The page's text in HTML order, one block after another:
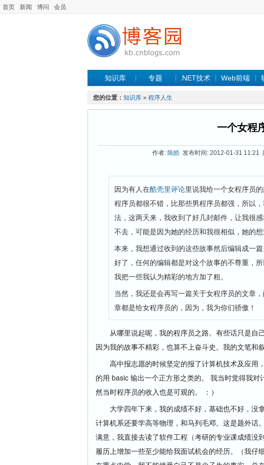
首页 新闻 博问 会员
知识库 专题 .NET技术 Web前端
您的位置： 知识库 » 程序人生
一个女程
作者: 陈皓 发布时间: 2012-01-31 11:21
因为有人在酷壳里评论里说我给一个女程序员
程序员都很不错，比那些男程序员都强，所以
法，这两天来，我收到了好几封邮件，让我很
不去，可能是因为她的经历和我很相似，她的想
本来，我想通过收到的这些故事然后编辑成一
好了，任何的编辑都是对这个故事的不尊重，
我把一些我认为精彩的地方加了粗。
当然，我还是会再写一篇关于女程序员的文章
章都是给女程序员的，因为，我为你们骄傲！
从哪里说起呢，我的程序员之路。有些话只是自
因为我的故事不精彩，也算不上奋斗史。我的文笔和
高中报志愿的时候坚定的报了计算机技术及应用
的用 basic 输出一个正方形之类的。 我当时觉得我
然当时程序员的收入也是可观的。 ：）
大学四年下来，我的成绩不好，基础也不好，没
计算机系还要学高等物理，和马列毛邓。这是题外话
满意，我直接去读了软件工程（考研的专业课成绩没
履历上增加一些至少能给我面试机会的经历。（我